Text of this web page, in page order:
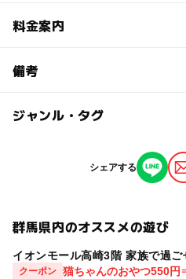
予約/応募
料金案内
料金について
備考
※掲載の情報は天候や主催
情報提供：イベントバンク
ジャンル・タグ
スタンプラリー 水
シェアする
群馬県内のオススメの遊び
イオンモール高崎3階 家族で過
クーポン 猫ちゃんのおやつ550